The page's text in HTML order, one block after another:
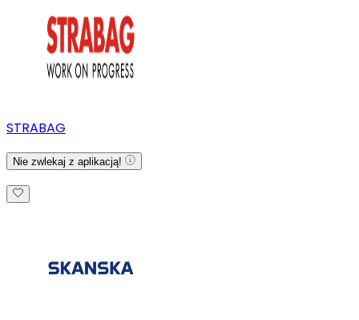
STRABAG
Nie zwlekaj z aplikacją!